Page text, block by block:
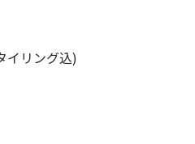
イリング込)